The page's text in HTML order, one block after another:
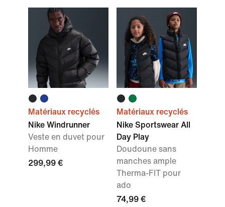
Matériaux recyclés
Nike Windrunner
Veste en duvet pour
Homme
299,99 €
Matériaux recyclés
Nike Sportswear All
Day Play
Doudoune sans
manches ample
Therma-FIT pour
ado
74,99 €